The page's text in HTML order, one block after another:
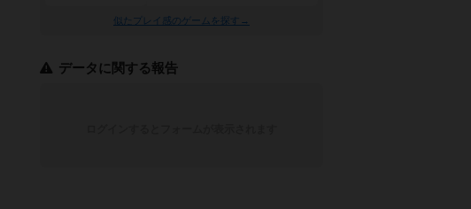
似たプレイ感のゲームを探す→
データに関する報告